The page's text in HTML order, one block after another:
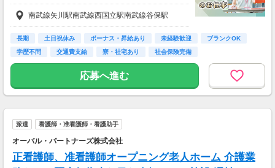
待遇に変わりありません。
▽月給額に下記の一律手当含む
■エリア職種手当／1万2,000円～3万円
■稼働手当／1万円
■残業手当(超過分)
■引越手当／3万円（支給条件あり）
＜年収例＞
年収520万円／28歳／入社3年目
南武線矢川駅南武線西国立駅南武線谷保駅
長期 土日祝休み ボーナス・昇給あり 未経験歓迎
ブランクOK
学歴不問
交通費支給 寮・社宅あり 社会保険完備
応募へ進む
派遣 看護師・准看護師・看護助手
オーバル・パートナーズ株式会社
正看護師、准看護師オープニング老人ホーム 介護業